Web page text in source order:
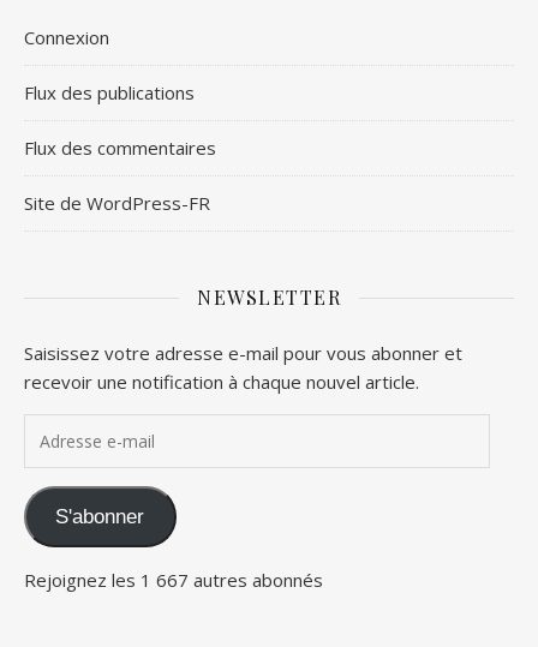
Connexion
Flux des publications
Flux des commentaires
Site de WordPress-FR
NEWSLETTER
Saisissez votre adresse e-mail pour vous abonner et
recevoir une notification à chaque nouvel article.
S'abonner
Rejoignez les 1 667 autres abonnés